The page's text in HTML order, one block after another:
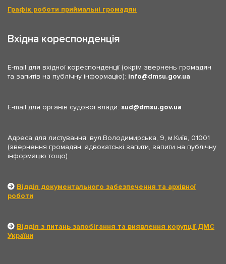
Графік роботи приймальні громадян
Вхідна кореспонденція
E-mail для вхідної кореспонденції (окрім звернень громадян
та запитів на публічну інформацію): info dmsu.gov.ua
E-mail для органів судової влади: sud dmsu.gov.ua
Адреса для листування: вул.Володимирська, 9, м.Київ, 01001
(звернення громадян, адвокатські запити, запити на публічну
інформацію тощо)
Відділ документального забезпечення та архівної
роботи
Відділ з питань запобігання та виявлення корупції ДМС
України